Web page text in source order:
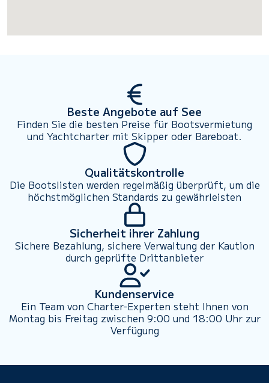
Beste Angebote auf See
Finden Sie die besten Preise für Bootsvermietung
und Yachtcharter mit Skipper oder Bareboat.
Qualitätskontrolle
Die Bootslisten werden regelmäßig überprüft, um die
höchstmöglichen Standards zu gewährleisten
Sicherheit ihrer Zahlung
Sichere Bezahlung, sichere Verwaltung der Kaution
durch geprüfte Drittanbieter
Kundenservice
Ein Team von Charter-Experten steht Ihnen von
Montag bis Freitag zwischen 9:00 und 18:00 Uhr zur
Verfügung